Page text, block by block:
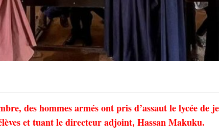
des hommes armés ont pris d’assaut le lycée de
et tuant le directeur adjoint, Hassan Makuku.